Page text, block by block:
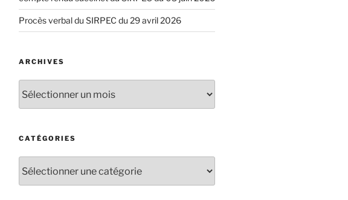
Procès verbal du SIRPEC du 29 avril 2026
ARCHIVES
CATÉGORIES